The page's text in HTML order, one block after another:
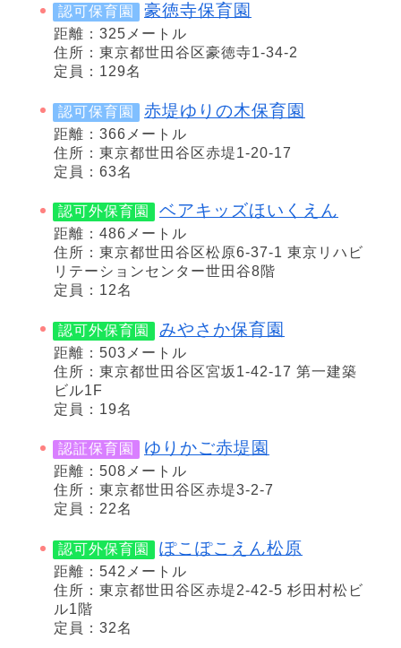
認可保育園 豪徳寺保育園
距離：325メートル
住所：東京都世田谷区豪徳寺1-34-2
定員：129名
認可保育園 赤堤ゆりの木保育園
距離：366メートル
住所：東京都世田谷区赤堤1-20-17
定員：63名
認可外保育園 ベアキッズほいくえん
距離：486メートル
住所：東京都世田谷区松原6-37-1 東京リハビ
リテーションセンター世田谷8階
定員：12名
認可外保育園 みやさか保育園
距離：503メートル
住所：東京都世田谷区宮坂1-42-17 第一建築
ビル1F
定員：19名
認証保育園 ゆりかご赤堤園
距離：508メートル
住所：東京都世田谷区赤堤3-2-7
定員：22名
認可外保育園 ぽこぽこえん松原
距離：542メートル
住所：東京都世田谷区赤堤2-42-5 杉田村松ビ
ル1階
定員：32名